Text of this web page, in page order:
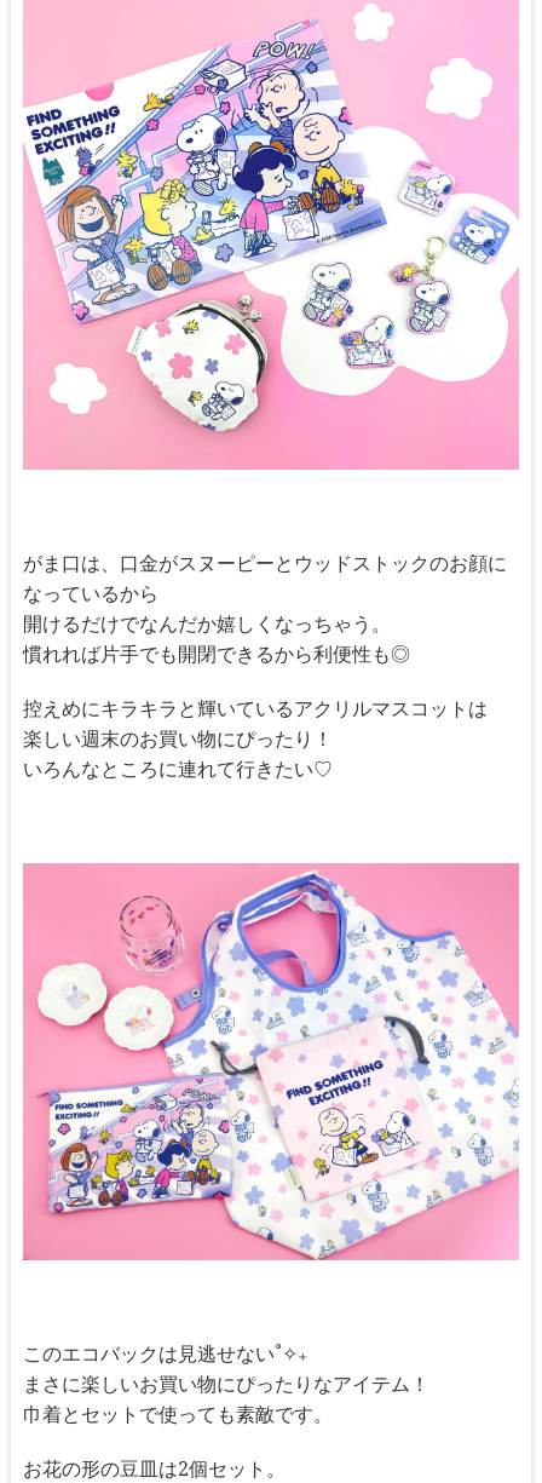
がま口は、口金がスヌーピーとウッドストックのお顔に
なっているから
開けるだけでなんだか嬉しくなっちゃう。
慣れれば片手でも開閉できるから利便性も◎
控えめにキラキラと輝いているアクリルマスコットは
楽しい週末のお買い物にぴったり！
いろんなところに連れて行きたい♡
このエコバックは見逃せない˚✧₊
まさに楽しいお買い物にぴったりなアイテム！
巾着とセットで使っても素敵です。
お花の形の豆皿は2個セット。